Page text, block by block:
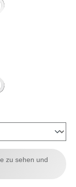
zu sehen und